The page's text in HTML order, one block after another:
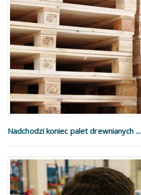
Nadchodzi koniec palet drewnianych ...